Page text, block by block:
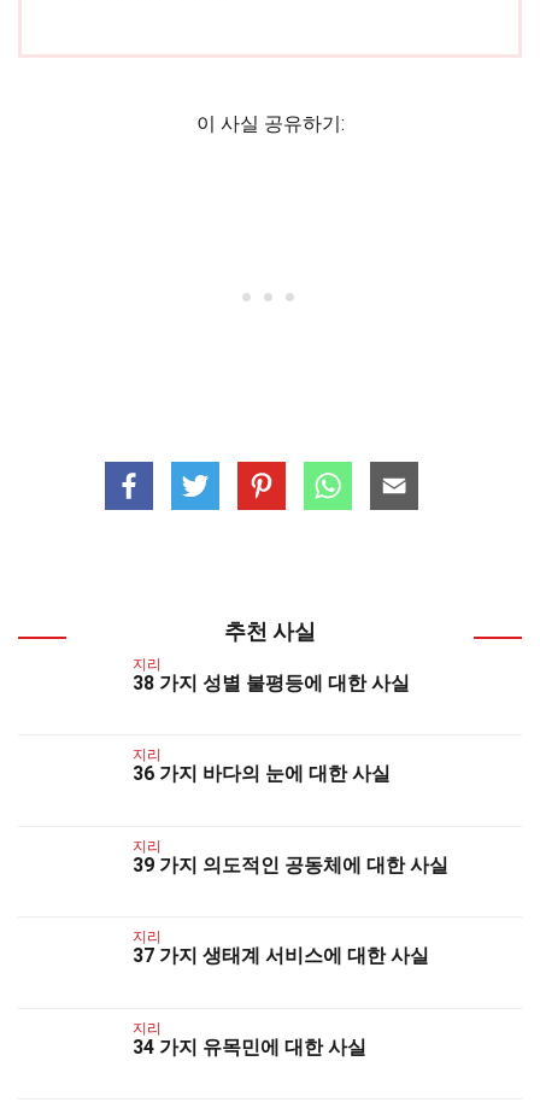
이 사실 공유하기:
추천 사실
지리
38 가지 성별 불평등에 대한 사실
지리
36 가지 바다의 눈에 대한 사실
지리
39 가지 의도적인 공동체에 대한 사실
지리
37 가지 생태계 서비스에 대한 사실
지리
34 가지 유목민에 대한 사실